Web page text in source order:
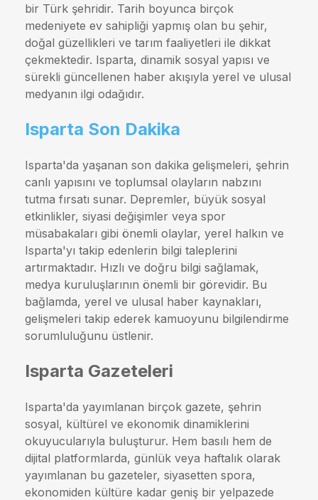
bir Türk şehridir. Tarih boyunca birçok
medeniyete ev sahipliği yapmış olan bu şehir,
doğal güzellikleri ve tarım faaliyetleri ile dikkat
çekmektedir. Isparta, dinamik sosyal yapısı ve
sürekli güncellenen haber akışıyla yerel ve ulusal
medyanın ilgi odağıdır.
Isparta Son Dakika
Isparta'da yaşanan son dakika gelişmeleri, şehrin
canlı yapısını ve toplumsal olayların nabzını
tutma fırsatı sunar. Depremler, büyük sosyal
etkinlikler, siyasi değişimler veya spor
müsabakaları gibi önemli olaylar, yerel halkın ve
Isparta'yı takip edenlerin bilgi taleplerini
artırmaktadır. Hızlı ve doğru bilgi sağlamak,
medya kuruluşlarının önemli bir görevidir. Bu
bağlamda, yerel ve ulusal haber kaynakları,
gelişmeleri takip ederek kamuoyunu bilgilendirme
sorumluluğunu üstlenir.
Isparta Gazeteleri
Isparta'da yayımlanan birçok gazete, şehrin
sosyal, kültürel ve ekonomik dinamiklerini
okuyucularıyla buluşturur. Hem basılı hem de
dijital platformlarda, günlük veya haftalık olarak
yayımlanan bu gazeteler, siyasetten spora,
ekonomiden kültüre kadar geniş bir yelpazede